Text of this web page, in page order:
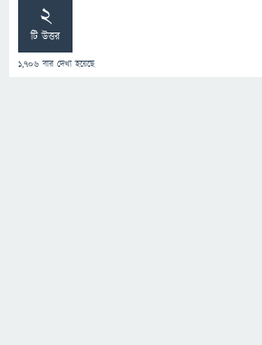
2
টি উত্তর
1,706 বার দেখা হয়েছে